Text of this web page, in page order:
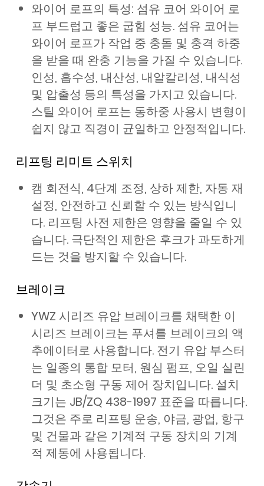
와이어 로프의 특성: 섬유 코어 와이어 로
프 부드럽고 좋은 굽힘 성능. 섬유 코어는
와이어 로프가 작업 중 충돌 및 충격 하중
을 받을 때 완충 기능을 가질 수 있습니다.
인성, 흡수성, 내산성, 내알칼리성, 내식성
및 압출성 등의 특성을 가지고 있습니다.
스틸 와이어 로프는 동하중 사용시 변형이
쉽지 않고 직경이 균일하고 안정적입니다.
리프팅 리미트 스위치
캠 회전식, 4단계 조정, 상하 제한, 자동 재
설정, 안전하고 신뢰할 수 있는 방식입니
다. 리프팅 사전 제한은 영향을 줄일 수 있
습니다. 극단적인 제한은 후크가 과도하게
드는 것을 방지할 수 있습니다.
브레이크
YWZ 시리즈 유압 브레이크를 채택한 이
시리즈 브레이크는 푸셔를 브레이크의 액
추에이터로 사용합니다. 전기 유압 부스터
는 일종의 통합 모터, 원심 펌프, 오일 실린
더 및 초소형 구동 제어 장치입니다. 설치
크기는 JB/ZQ 438-1997 표준을 따릅니다.
그것은 주로 리프팅 운송, 야금, 광업, 항구
및 건물과 같은 기계적 구동 장치의 기계
적 제동에 사용됩니다.